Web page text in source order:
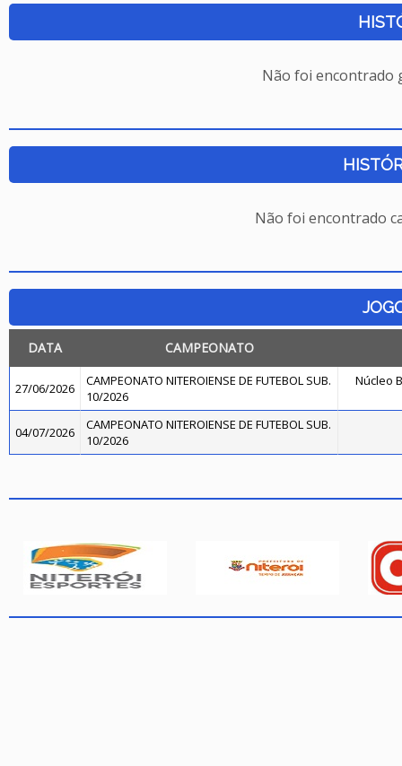
Não foi encontrado
Não foi encontrado
DATA CAMPEONATO
27/06/2026
CAMPEONATO NITEROIENSE DE FUTEBOL SUB.
10/2026
Núcleo
04/07/2026
CAMPEONATO NITEROIENSE DE FUTEBOL SUB.
10/2026